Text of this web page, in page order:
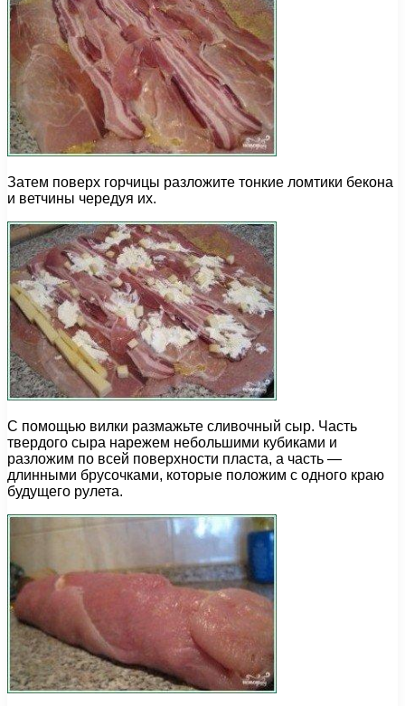
Затем поверх горчицы разложите тонкие ломтики бекона
и ветчины чередуя их.
С помощью вилки размажьте сливочный сыр. Часть
твердого сыра нарежем небольшими кубиками и
разложим по всей поверхности пласта, а часть —
длинными брусочками, которые положим с одного краю
будущего рулета.